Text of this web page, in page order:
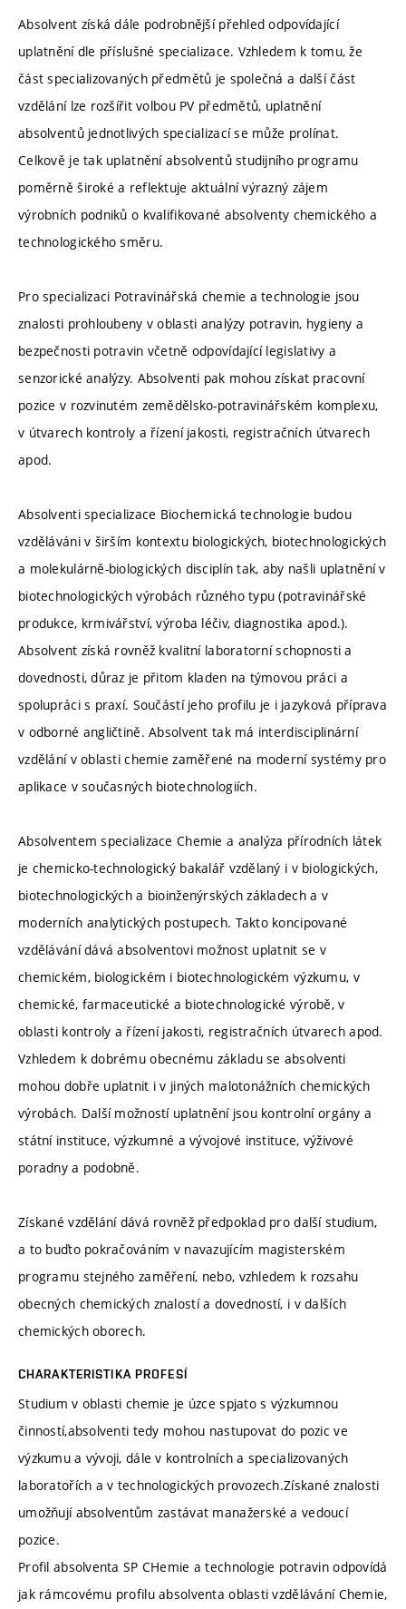
Absolvent získá dále podrobnější přehled odpovídající
uplatnění dle příslušné specializace. Vzhledem k tomu, že
část specializovaných předmětů je společná a další část
vzdělání lze rozšířit volbou PV předmětů, uplatnění
absolventů jednotlivých specializací se může prolínat.
Celkově je tak uplatnění absolventů studijního programu
poměrně široké a reflektuje aktuální výrazný zájem
výrobních podniků o kvalifikované absolventy chemického a
technologického směru.
Pro specializaci Potravinářská chemie a technologie jsou
znalosti prohloubeny v oblasti analýzy potravin, hygieny a
bezpečnosti potravin včetně odpovídající legislativy a
senzorické analýzy. Absolventi pak mohou získat pracovní
pozice v rozvinutém zemědělsko-potravinářském komplexu,
v útvarech kontroly a řízení jakosti, registračních útvarech
apod.
Absolventi specializace Biochemická technologie budou
vzděláváni v širším kontextu biologických, biotechnologických
a molekulárně-biologických disciplín tak, aby našli uplatnění v
biotechnologických výrobách různého typu (potravinářské
produkce, krmivářství, výroba léčiv, diagnostika apod.).
Absolvent získá rovněž kvalitní laboratorní schopnosti a
dovednosti, důraz je přitom kladen na týmovou práci a
spolupráci s praxí. Součástí jeho profilu je i jazyková příprava
v odborné angličtině. Absolvent tak má interdisciplinární
vzdělání v oblasti chemie zaměřené na moderní systémy pro
aplikace v současných biotechnologiích.
Absolventem specializace Chemie a analýza přírodních látek
je chemicko-technologický bakalář vzdělaný i v biologických,
biotechnologických a bioinženýrských základech a v
moderních analytických postupech. Takto koncipované
vzdělávání dává absolventovi možnost uplatnit se v
chemickém, biologickém i biotechnologickém výzkumu, v
chemické, farmaceutické a biotechnologické výrobě, v
oblasti kontroly a řízení jakosti, registračních útvarech apod.
Vzhledem k dobrému obecnému základu se absolventi
mohou dobře uplatnit i v jiných malotonážních chemických
výrobách. Další možností uplatnění jsou kontrolní orgány a
státní instituce, výzkumné a vývojové instituce, výživové
poradny a podobně.
Získané vzdělání dává rovněž předpoklad pro další studium,
a to buďto pokračováním v navazujícím magisterském
programu stejného zaměření, nebo, vzhledem k rozsahu
obecných chemických znalostí a dovedností, i v dalších
chemických oborech.
CHARAKTERISTIKA PROFESÍ
Studium v oblasti chemie je úzce spjato s výzkumnou
činností,absolventi tedy mohou nastupovat do pozic ve
výzkumu a vývoji, dále v kontrolních a specializovaných
laboratořích a v technologických provozech.Získané znalosti
umožňují absolventům zastávat manažerské a vedoucí
pozice.
Profil absolventa SP CHemie a technologie potravin odpovídá
jak rámcovému profilu absolventa oblasti vzdělávání Chemie,